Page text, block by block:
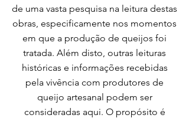
de uma vasta pesquisa na leitura destas
obras, especificamente nos momentos
em que a produção de queijos foi
tratada. Além disto, outras leituras
históricas e informações recebidas
pela vivência com produtores de
queijo artesanal podem ser
consideradas aqui. O propósito é